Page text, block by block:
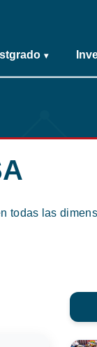
▾
todas las